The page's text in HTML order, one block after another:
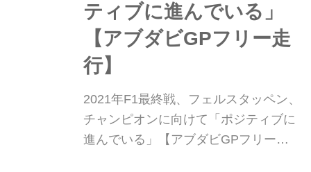
ティブに進んでいる」
【アブダビGPフリー走
行】
2021年F1最終戦、フェルスタッペン、
チャンピオンに向けて「ポジティブに
進んでいる」【アブダビGPフリー走